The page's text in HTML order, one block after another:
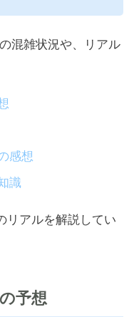
混雑状況や、リアル
感想
識
リアルを解説してい
予想